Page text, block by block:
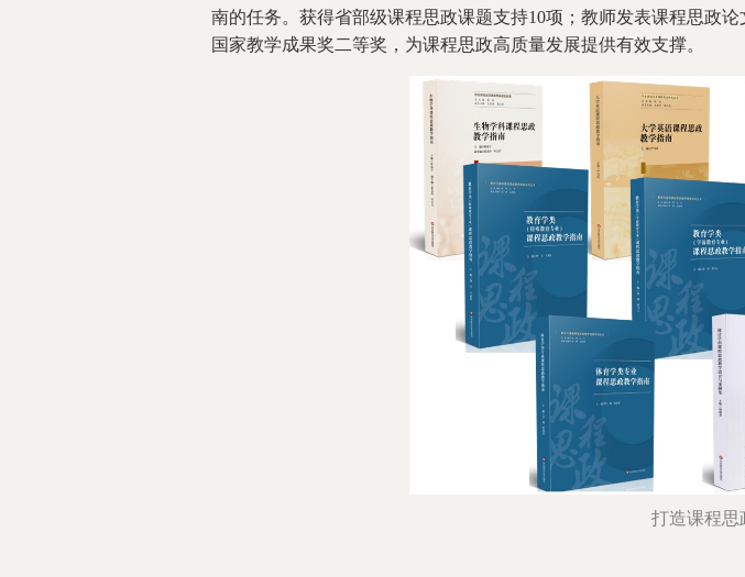
南的任务。获得省部级课程思政课题支持10项；教师发表课程思政
国家教学成果奖二等奖，为课程思政高质量发展提供有效支撑。
打造课程思